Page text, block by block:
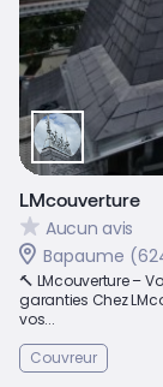
LMcouverture
Aucun avis
Bapaume
🔨 LMcouverture –
garanties Chez
vos...
Couvreur